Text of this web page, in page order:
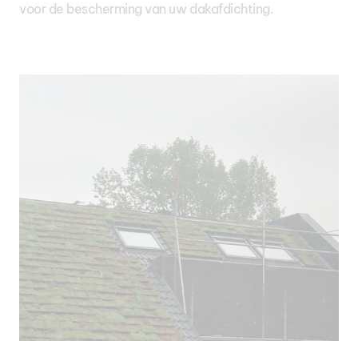
voor de bescherming van uw dakafdichting.